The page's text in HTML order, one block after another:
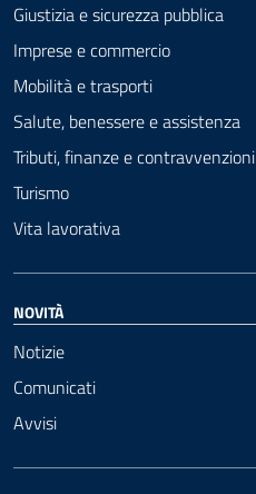
Giustizia e sicurezza pubblica
Imprese e commercio
Mobilità e trasporti
Salute, benessere e assistenza
Tributi, finanze e contravvenzioni
Turismo
Vita lavorativa
NOVITÀ
Notizie
Comunicati
Avvisi